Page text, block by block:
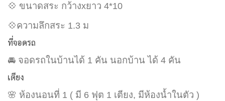
💠 ขนาดสระ กว้างxยาว 4*10
💠ความลึกสระ 1.3 ม
ที่จอดรถ
🚘 จอดรถในบ้านได้ 1 คัน นอกบ้าน ได้ 4 คัน
เตียง
🌸 ห้องนอนที่ 1 ( มี 6 ฟุต 1 เตียง, มีห้องน้ำในตัว )